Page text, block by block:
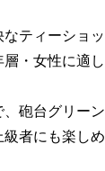
ティーショ
・女性に適
砲台グリー
者にも楽し